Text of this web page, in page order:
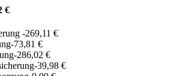
€
-269,11 €
-73,81 €
-286,02 €
-39,98 €